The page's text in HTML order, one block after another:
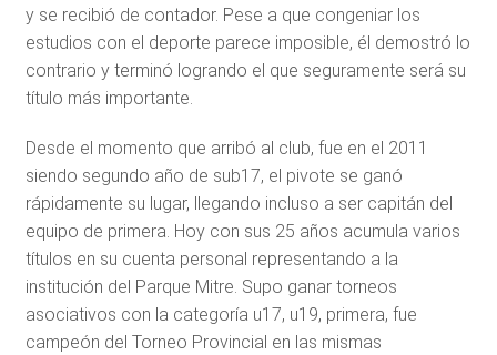
y se recibió de contador. Pese a que congeniar los
estudios con el deporte parece imposible, él demostró lo
contrario y terminó logrando el que seguramente será su
título más importante.
Desde el momento que arribó al club, fue en el 2011
siendo segundo año de sub17, el pivote se ganó
rápidamente su lugar, llegando incluso a ser capitán del
equipo de primera. Hoy con sus 25 años acumula varios
títulos en su cuenta personal representando a la
institución del Parque Mitre. Supo ganar torneos
asociativos con la categoría u17, u19, primera, fue
campeón del Torneo Provincial en las mismas